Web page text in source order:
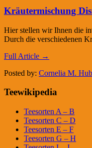
Kräutermischung
Hier stellen wir Ihnen die
Durch die verschiedenen
Full Article →
Posted by: Cornelia M.
Teewikipedia
Teesorten A – B
Teesorten C – D
Teesorten E – F
Teesorten G – H